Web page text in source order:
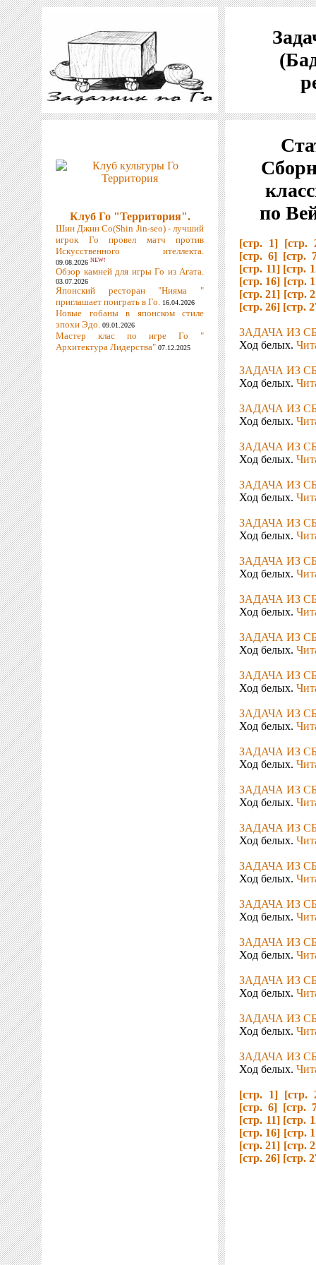
Клуб Го "Территория".
Шин Джин Со(Shin Jin-seo) - лучший
игрок Го провел матч против
Искусственного ителлекта.
09.08.2026 NEW!
Обзор камней для игры Го из Агата.
03.07.2026
Японский ресторан "Нияма "
приглашает поиграть в Го. 16.04.2026
Новые гобаны в японском стиле
эпохи Эдо. 09.01.2026
Мастер клас по игре Го "
Архитектура Лидерства" 07.12.2025
по
[стр. 1] [стр.
[стр. 6] [стр.
[стр. 11] [стр.
[стр. 16] [стр.
[стр. 21] [стр.
[стр. 26] [стр.
ЗАДАЧА ИЗ
Ход белых.
ЗАДАЧА ИЗ
Ход белых.
ЗАДАЧА ИЗ
Ход белых.
ЗАДАЧА ИЗ
Ход белых.
ЗАДАЧА ИЗ
Ход белых.
ЗАДАЧА ИЗ
Ход белых.
ЗАДАЧА ИЗ
Ход белых.
ЗАДАЧА ИЗ
Ход белых.
ЗАДАЧА ИЗ
Ход белых.
ЗАДАЧА ИЗ
Ход белых.
ЗАДАЧА ИЗ
Ход белых.
ЗАДАЧА ИЗ
Ход белых.
ЗАДАЧА ИЗ
Ход белых.
ЗАДАЧА ИЗ
Ход белых.
ЗАДАЧА ИЗ
Ход белых.
ЗАДАЧА ИЗ
Ход белых.
ЗАДАЧА ИЗ
Ход белых.
ЗАДАЧА ИЗ
Ход белых.
ЗАДАЧА ИЗ
Ход белых.
ЗАДАЧА ИЗ
Ход белых.
[стр. 1] [стр.
[стр. 6] [стр.
[стр. 11] [стр.
[стр. 16] [стр.
[стр. 21] [стр.
[стр. 26] [стр.